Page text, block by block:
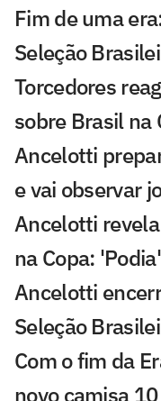
Fim de uma
Seleção
Torcedores
sobre Brasil na
Ancelotti
e vai observar
Ancelotti
na Copa: 'Podia'
Ancelotti
Seleção
Com o fim da
novo camisa